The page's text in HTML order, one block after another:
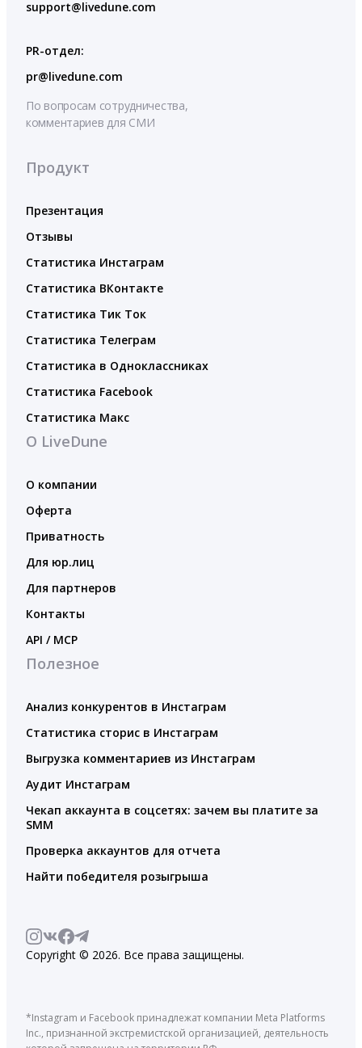
support@livedune.com
PR-отдел:
pr@livedune.com
По вопросам сотрудничества,
комментариев для СМИ
Продукт
Презентация
Отзывы
Статистика Инстаграм
Статистика ВКонтакте
Статистика Тик Ток
Статистика Телеграм
Статистика в Одноклассниках
Статистика Facebook
Статистика Макс
О LiveDune
О компании
Оферта
Приватность
Для юр.лиц
Для партнеров
Контакты
API / MCP
Полезное
Анализ конкурентов в Инстаграм
Статистика сторис в Инстаграм
Выгрузка комментариев из Инстаграм
Аудит Инстаграм
Чекап аккаунта в соцсетях: зачем вы платите за
SMM
Проверка аккаунтов для отчета
Найти победителя розыгрыша
Copyright © 2026. Все права защищены.
*Instagram и Facebook принадлежат компании Meta Platforms
Inc., признанной экстремистской организацией, деятельность